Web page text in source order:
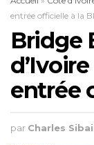
entrée officielle à la
Bridge
entrée
par Charles